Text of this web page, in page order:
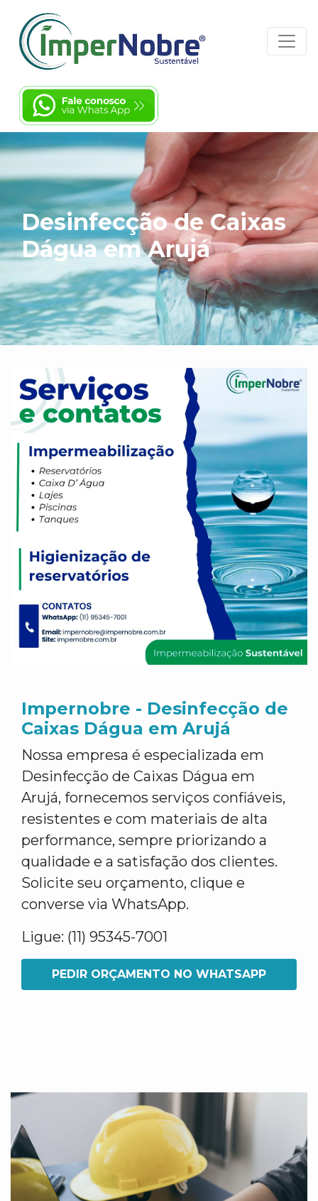
Desinfecção de Caixas
Dágua em Arujá
Impernobre - Desinfecção de
Caixas Dágua em Arujá
Nossa empresa é especializada em
Desinfecção de Caixas Dágua em
Arujá, fornecemos serviços confiáveis,
resistentes e com materiais de alta
performance, sempre priorizando a
qualidade e a satisfação dos clientes.
Solicite seu orçamento, clique e
converse via WhatsApp.
Ligue: (11) 95345-7001
PEDIR ORÇAMENTO NO WHATSAPP